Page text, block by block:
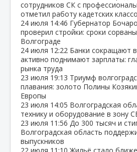
сотрудников СК с
отметил работу кадетских
24 июля 14:46 Губернатор
проверил стройки: сроки
Волгограде
24 июля 12:22 Банки сокращают
активно поднимают зарплаты:
рынка труда
23 июля 19:13 Триумф
плавания: золото Полины
Европы
23 июля 14:05 Волгоградская
технику и оборудование в зону
23 июля 11:56 До 300 тысяч и
Волгоградская область
выпускников